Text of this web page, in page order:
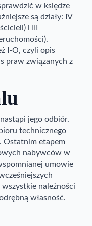
w księdze
są działy: IV
i III
I-O, czyli opis
praw związanych z
jego odbiór.
technicznego
Ostatnim etapem
nabywców w
umowie
należności
własność.